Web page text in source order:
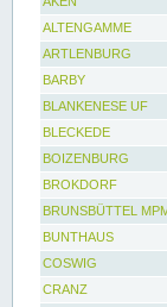
ALTENGAMME
ARTLENBURG
BARBY
BLANKENESE UF
BLECKEDE
BOIZENBURG
BROKDORF
BRUNSBÜTTEL
BUNTHAUS
COSWIG
CRANZ